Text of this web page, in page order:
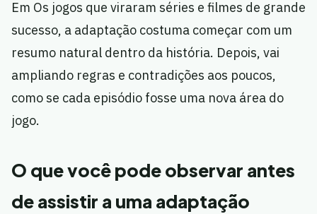
Em Os jogos que viraram séries e filmes de grande
sucesso, a adaptação costuma começar com um
resumo natural dentro da história. Depois, vai
ampliando regras e contradições aos poucos,
como se cada episódio fosse uma nova área do
jogo.
O que você pode observar antes
de assistir a uma adaptação